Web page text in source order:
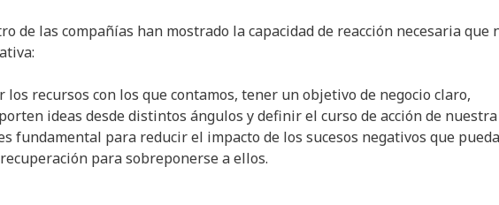
de las compañías han mostrado la capacidad de reacción necesaria que
los recursos con los que contamos, tener un objetivo de negocio claro,
ideas desde distintos ángulos y definir el curso de acción de nuestra
fundamental para reducir el impacto de los sucesos negativos que
para sobreponerse a ellos.